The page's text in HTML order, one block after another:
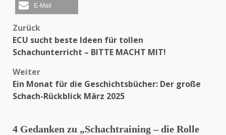
E-Mail
Beitragsnavigation
Zurück
ECU sucht beste Ideen für tollen
Schachunterricht – BITTE MACHT MIT!
Weiter
Ein Monat für die Geschichtsbücher: Der große
Schach-Rückblick März 2025
4 Gedanken zu „Schachtraining – die Rolle